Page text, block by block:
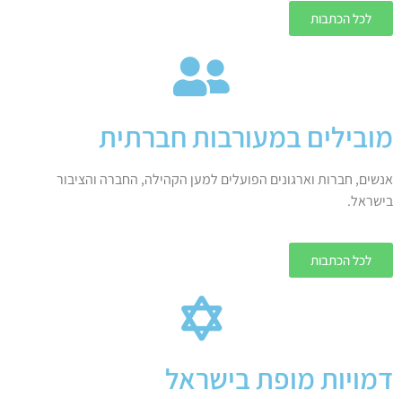
לכל הכתבות
מובילים במעורבות חברתית
אנשים, חברות וארגונים הפועלים למען הקהילה, החברה והציבור
בישראל.
לכל הכתבות
דמויות מופת בישראל